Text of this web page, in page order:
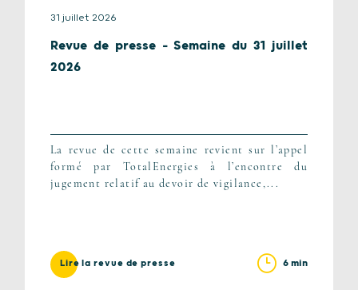
31 juillet 2026
Revue de presse – Semaine du 31 juillet
2026
La revue de cette semaine revient sur l’appel
formé par TotalEnergies à l’encontre du
jugement relatif au devoir de vigilance,...
Lire la revue de presse 6 min